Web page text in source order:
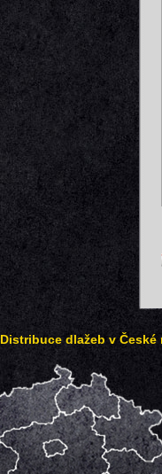
Distribuce dlažeb v České